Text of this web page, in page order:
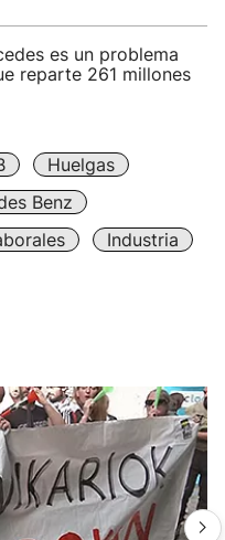
es un problema
reparte 261 millones
Huelgas
Benz
Industria